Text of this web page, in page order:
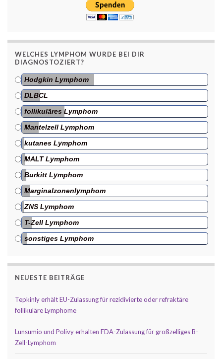
WELCHES LYMPHOM WURDE BEI DIR
DIAGNOSTOZIERT?
Hodgkin Lymphom
DLBCL
follikuläres Lymphom
Mantelzell Lymphom
kutanes Lymphom
MALT Lymphom
Burkitt Lymphom
Marginalzonenlymphom
ZNS Lymphom
T-Zell Lymphom
sonstiges Lymphom
NEUESTE BEITRÄGE
Tepkinly erhält EU-Zulassung für rezidivierte oder refraktäre
follikuläre Lymphome
Lunsumio und Polivy erhalten FDA-Zulassung für großzelliges B-
Zell-Lymphom